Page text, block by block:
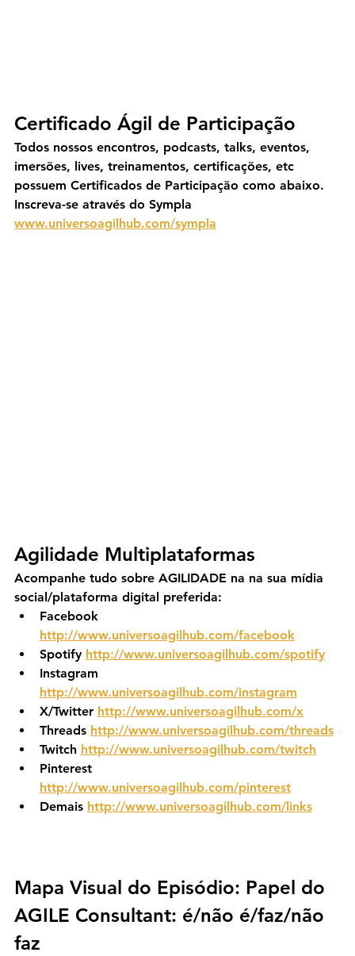
Certificado Ágil de Participação
Todos nossos encontros, podcasts, talks, eventos,
imersões, lives, treinamentos, certificações, etc
possuem Certificados de Participação como abaixo.
Inscreva-se através do Sympla
www.universoagilhub.com/sympla
Agilidade Multiplataformas
Acompanhe tudo sobre AGILIDADE na na sua mídia
social/plataforma digital preferida:
Facebook
http://www.universoagilhub.com/facebook
Spotify http://www.universoagilhub.com/spotify
Instagram
http://www.universoagilhub.com/instagram
X/Twitter http://www.universoagilhub.com/x
Threads http://www.universoagilhub.com/threads
Twitch http://www.universoagilhub.com/twitch
Pinterest
http://www.universoagilhub.com/pinterest
Demais http://www.universoagilhub.com/links
Mapa Visual do Episódio: Papel do
AGILE Consultant: é/não é/faz/não
faz